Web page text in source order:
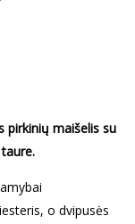
pirkinių maišelis su
o dvipusės